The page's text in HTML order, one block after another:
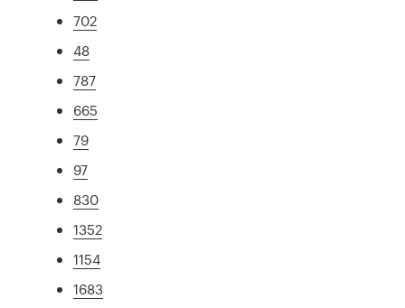
702
48
787
665
79
97
830
1352
1154
1683